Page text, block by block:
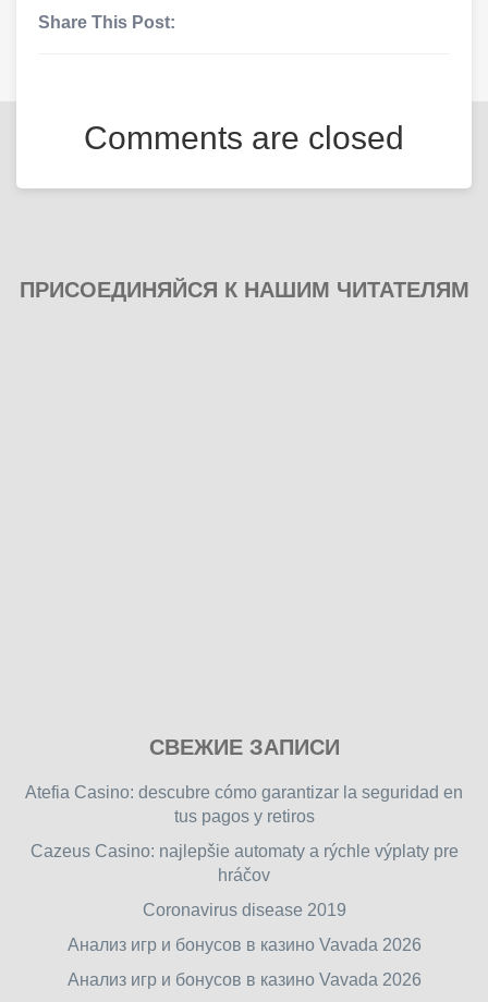
Share This Post:
Comments are closed
ПРИСОЕДИНЯЙСЯ К НАШИМ ЧИТАТЕЛЯМ
free
games
games.
СВЕЖИЕ ЗАПИСИ
Atefia Casino: descubre cómo garantizar la seguridad en
tus pagos y retiros
Cazeus Casino: najlepšie automaty a rýchle výplaty pre
hráčov
Coronavirus disease 2019
Анализ игр и бонусов в казино Vavada 2026
Анализ игр и бонусов в казино Vavada 2026